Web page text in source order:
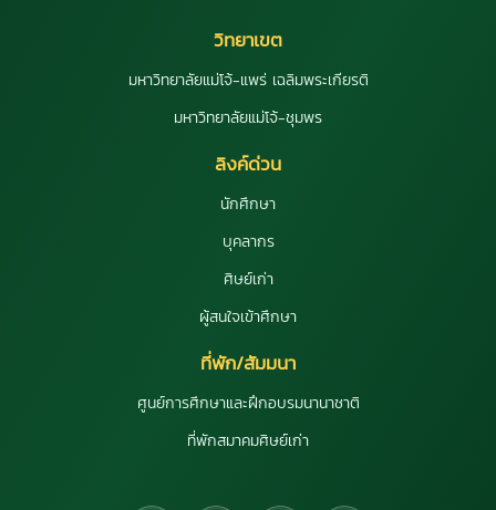
วิทยาเขต
มหาวิทยาลัยแม่โจ้-แพร่ เฉลิมพระเกียรติ
มหาวิทยาลัยแม่โจ้-ชุมพร
ลิงค์ด่วน
นักศึกษา
บุคลากร
ศิษย์เก่า
ผู้สนใจเข้าศึกษา
ที่พัก/สัมมนา
ศูนย์การศึกษาและฝึกอบรมนานาชาติ
ที่พักสมาคมศิษย์เก่า